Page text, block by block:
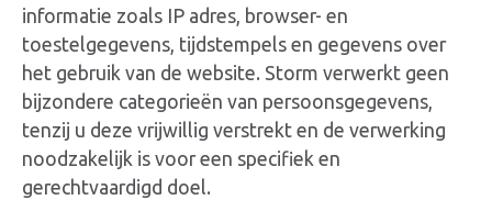
informatie zoals IP adres, browser- en
toestelgegevens, tijdstempels en gegevens over
het gebruik van de website. Storm verwerkt geen
bijzondere categorieën van persoonsgegevens,
tenzij u deze vrijwillig verstrekt en de verwerking
noodzakelijk is voor een specifiek en
gerechtvaardigd doel.